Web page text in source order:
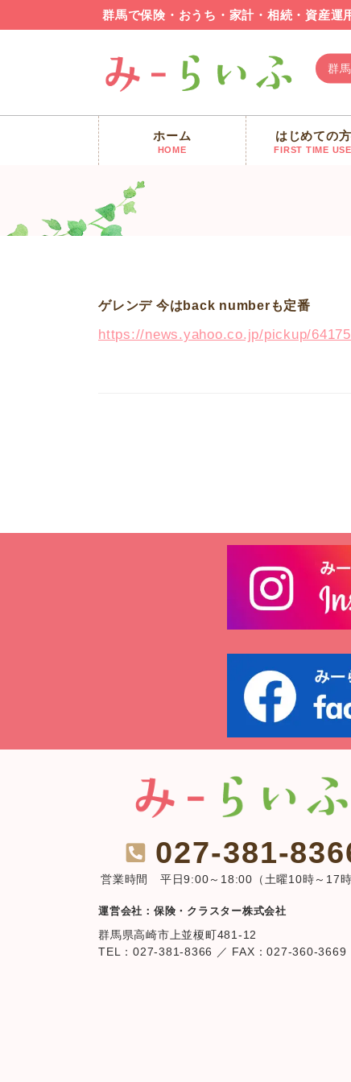
群馬で保険・おうち・家計・相続・資産運
群
ホーム
HOME
はじめての
FIRST TIME
みーらいふ >新着情報 【FP 群馬 最新ニュース】
ゲレンデ 今はback numberも定番
https://news.yahoo.co.jp/pickup/
027-381-
営業時間 平日9:00～18:00（土曜10時～17時
運営会社：保険・クラスター株式会社
群馬県高崎市上並榎町481-12
TEL：027-381-8366 ／ FAX：027-360-3669